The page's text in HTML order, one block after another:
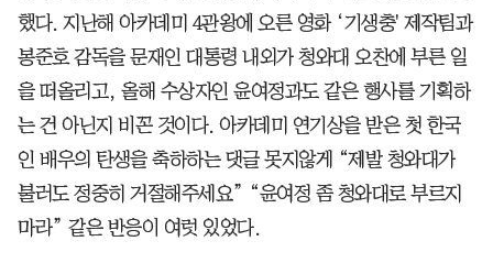
했다. 지난해 아카데미 4관왕에 오른 영화 ‘기생충' 제작팀과
봉준호 감독을 문재인 대통령 내외가 청와대 오찬에 부른 일
을 떠올리고, 올해 수상자인 윤여정과도 같은 행사를 기획하
는 건 아닌지 비꼰 것이다. 아카데미 연기상을 받은 첫 한국
인 배우의 탄생을 축하하는 댓글 못지않게 “제발 청와대가
불러도 정중히 거절해주세요” “윤여정 좀 청와대로 부르지
마라” 같은 반응이 여럿 있었다.